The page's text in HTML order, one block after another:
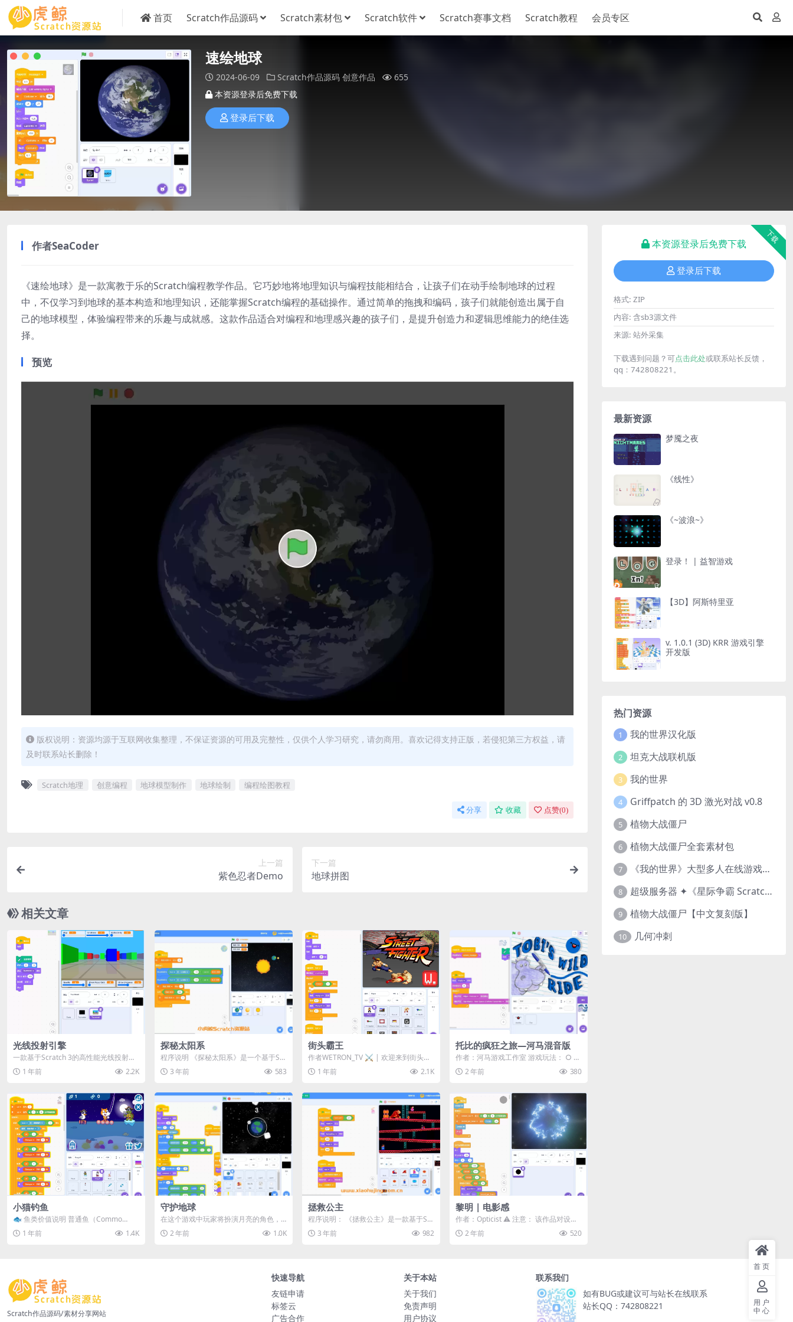
首页 Scratch作品源码 Scratch素材包 Scratch软件 Scratch赛事文档 Scratch教程 会员专区
速绘地球
2024-06-09 Scratch作品源码 创意作品
655
本资源登录后免费下载
登录后下载
作者SeaCoder
《速绘地球》是一款寓教于乐的Scratch编程教学作品。它巧妙地将地理知识与编程技能相结合，让孩子们在动手绘制地球的过程
中，不仅学习到地球的基本构造和地理知识，还能掌握Scratch编程的基础操作。通过简单的拖拽和编码，孩子们就能创造出属于自
己的地球模型，体验编程带来的乐趣与成就感。这款作品适合对编程和地理感兴趣的孩子们，是提升创造力和逻辑思维能力的绝佳选
择。
预览
版权说明：资源均源于互联网收集整理，不保证资源的可用及完整性，仅供个人学习研究，请勿商用。喜欢记得支持正版，若侵犯第三方权益，请
及时联系站长删除！
Scratch地理 创意编程 地球模型制作 地球绘制 编程绘图教程
分享 收藏 点赞(0)
上一篇
紫色忍者Demo
下一篇
地球拼图
相关文章
光线投射引擎
一款基于Scratch 3的高性能光线投射模
拟引擎！本项目采用独创的自适应算
法，...1 年前 2.2K
探秘太阳系
程序说明 《探秘太阳系》是一个基于Scr
atch平台开发的模拟类程序，旨在通过
模...3 年前 583
街头霸王
作者WETRON_TV ⚔️ | 欢迎来到街头霸
王世界 | ⚔️ ​​操作说明：...
1 年前 2.1K
托比的疯狂之旅—河马混音版
作者：河马游戏工作室 游戏玩法： ○ 为
Tobi绘制滚动的路径。 ○ 点击Tob...
2 年前 380
小猫钓鱼
🐟 鱼类价值说明 普通鱼（Commo
n）：1 分 稀有鱼（Uncommon）：2...
1 年前 1.4K
守护地球
在这个游戏中玩家将扮演月亮的角色，
守护地球不被陨石攻击。 点击鼠标左键
加速，按空...
2 年前 1.0K
拯救公主
程序说明： 《拯救公主》是一款基于Scr
atch平台开发的经典冒险小游戏。它模
拟...3 年前 982
黎明 | 电影感
作者：Opticist ⚠️ 注意： 该作品对设备
性能要求极高。在低性能设备上可...
2 年前 520
下载
本资源登录后免费下载
登录后下载
格式: ZIP
内容: 含sb3源文件
来源: 站外采集
下载遇到问题？可点击此处或联系站长反馈，
qq：742808221。
最新资源
梦魇之夜
《线性》
《~波浪~》
登录！ | 益智游戏
【3D】阿斯特里亚
v. 1.0.1 (3D) KRR 游戏引擎
开发版
热门资源
1 我的世界汉化版
2 坦克大战联机版
3 我的世界
4 Griffpatch 的 3D 激光对战 v0.8
5 植物大战僵尸
6 植物大战僵尸全套素材包
7 《我的世界》大型多人在线游戏（MMO）v1.7
8 超级服务器 ✦《星际争霸 Scratch（经典版本）》
9 植物大战僵尸【中文复刻版】
10 几何冲刺
Scratch作品源码/素材分享网站
快速导航
友链申请
标签云
广告合作
关于本站
关于我们
免责声明
用户协议
联系我们
如有BUG或建议可与站长在线联系
站长QQ：742808221
首页
用户
中心